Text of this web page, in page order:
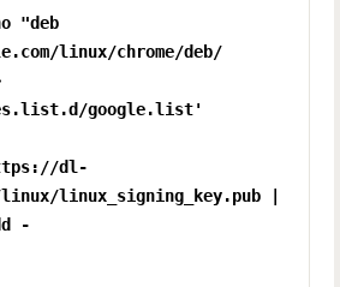
"deb
linux/chrome/deb/
google.list'
dl-
linux_signing_key.pub |
-